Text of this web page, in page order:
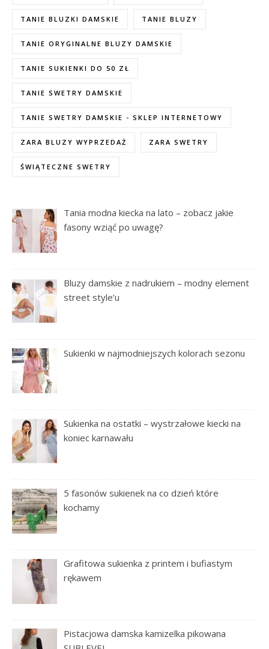
TANIE BLUZKI DAMSKIE TANIE BLUZY
TANIE ORYGINALNE BLUZY DAMSKIE
TANIE SUKIENKI DO 50 ZŁ
TANIE SWETRY DAMSKIE
TANIE SWETRY DAMSKIE - SKLEP INTERNETOWY
ZARA BLUZY WYPRZEDAŻ ZARA SWETRY
ŚWIĄTECZNE SWETRY
Tania modna kiecka na lato – zobacz jakie
fasony wziąć po uwagę?
Bluzy damskie z nadrukiem – modny element
street style’u
Sukienki w najmodniejszych kolorach sezonu
Sukienka na ostatki – wystrzałowe kiecki na
koniec karnawału
5 fasonów sukienek na co dzień które
kochamy
Grafitowa sukienka z printem i bufiastym
rękawem
Pistacjowa damska kamizelka pikowana